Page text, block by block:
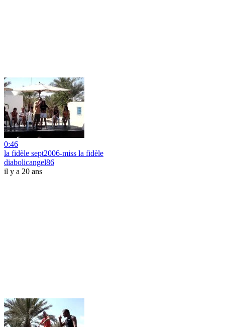
0:46
la fidèle sept2006-miss la fidèle
diabolicangel86
il y a 20 ans